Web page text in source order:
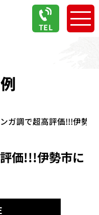
TEL
ガ調で超高評価!!!伊勢
価!!!伊勢市に